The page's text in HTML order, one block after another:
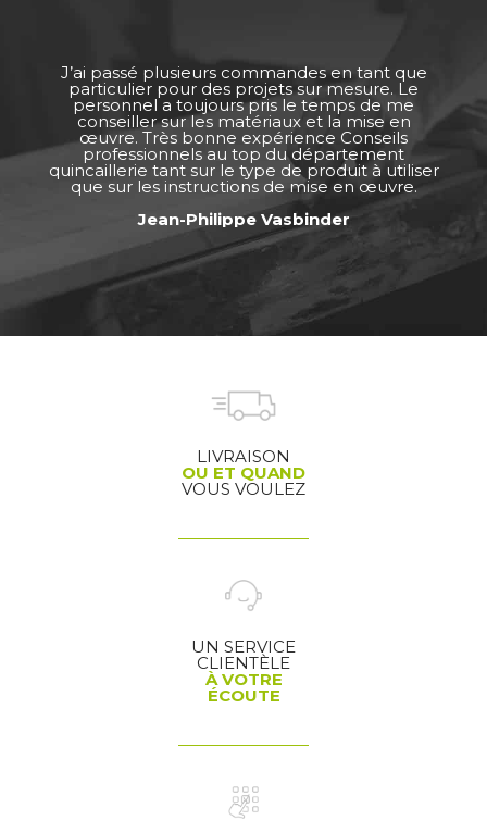
J’ai passé plusieurs commandes en tant que
particulier pour des projets sur mesure. Le
personnel a toujours pris le temps de me
conseiller sur les matériaux et la mise en
œuvre. Très bonne expérience Conseils
professionnels au top du département
quincaillerie tant sur le type de produit à utiliser
que sur les instructions de mise en œuvre.
Jean-Philippe Vasbinder
LIVRAISON
OU ET QUAND
VOUS VOULEZ
UN SERVICE
CLIENTÈLE
À VOTRE
ÉCOUTE